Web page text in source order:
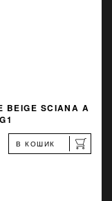
BEIGE SCIANA A
В КОШИК